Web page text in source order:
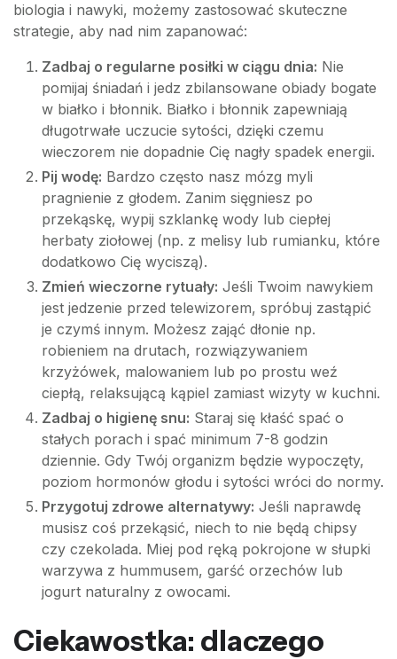
biologia i nawyki, możemy zastosować skuteczne
strategie, aby nad nim zapanować:
Zadbaj o regularne posiłki w ciągu dnia: Nie
pomijaj śniadań i jedz zbilansowane obiady bogate
w białko i błonnik. Białko i błonnik zapewniają
długotrwałe uczucie sytości, dzięki czemu
wieczorem nie dopadnie Cię nagły spadek energii.
Pij wodę: Bardzo często nasz mózg myli
pragnienie z głodem. Zanim sięgniesz po
przekąskę, wypij szklankę wody lub ciepłej
herbaty ziołowej (np. z melisy lub rumianku, które
dodatkowo Cię wyciszą).
Zmień wieczorne rytuały: Jeśli Twoim nawykiem
jest jedzenie przed telewizorem, spróbuj zastąpić
je czymś innym. Możesz zająć dłonie np.
robieniem na drutach, rozwiązywaniem
krzyżówek, malowaniem lub po prostu weź
ciepłą, relaksującą kąpiel zamiast wizyty w kuchni.
Zadbaj o higienę snu: Staraj się kłaść spać o
stałych porach i spać minimum 7-8 godzin
dziennie. Gdy Twój organizm będzie wypoczęty,
poziom hormonów głodu i sytości wróci do normy.
Przygotuj zdrowe alternatywy: Jeśli naprawdę
musisz coś przekąsić, niech to nie będą chipsy
czy czekolada. Miej pod ręką pokrojone w słupki
warzywa z hummusem, garść orzechów lub
jogurt naturalny z owocami.
Ciekawostka: dlaczego